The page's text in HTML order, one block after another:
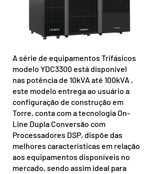
A série de equipamentos Trifásicos
modelo YDC3300 está disponível
nas potência de 10kVA até 100kVA ,
este modelo entrega ao usuário a
configuração de construção em
Torre, conta com a tecnologia On-
Line Dupla Conversão com
Processadores DSP, dispõe das
melhores características em relação
aos equipamentos disponíveis no
mercado, sendo assim ideal para